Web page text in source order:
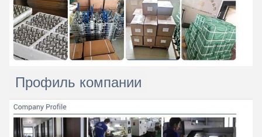
Профиль компании